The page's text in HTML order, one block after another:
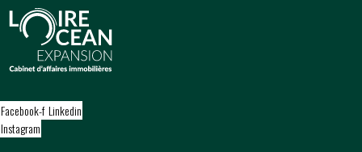
o
c
o
Facebook-f Linkedin
Instagram